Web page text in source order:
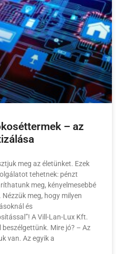
– az
meg az életünket. Ezek
tehetnek: pénzt
meg, kényelmesebbé
meg, hogy milyen
és
A Vill-Lan-Lux Kft.
Mire jó? – Az
van. Az egyik a